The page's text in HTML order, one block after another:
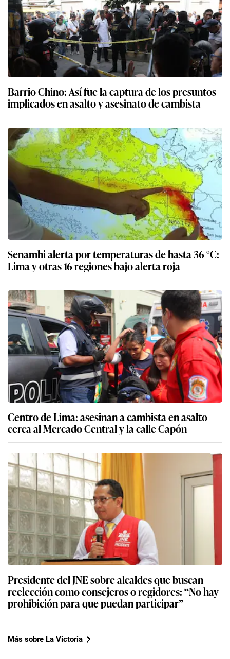
Barrio Chino: Así fue la captura de los presuntos
implicados en asalto y asesinato de cambista
Senamhi alerta por temperaturas de hasta 36 °C:
Lima y otras 16 regiones bajo alerta roja
Centro de Lima: asesinan a cambista en asalto
cerca al Mercado Central y la calle Capón
Presidente del JNE sobre alcaldes que buscan
reelección como consejeros o regidores: “No hay
prohibición para que puedan participar”
Más sobre La Victoria